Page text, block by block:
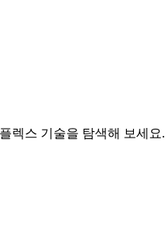
렉스 기술을 탐색해 보세요.